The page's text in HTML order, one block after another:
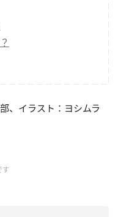
、イラスト：ヨシムラ
す